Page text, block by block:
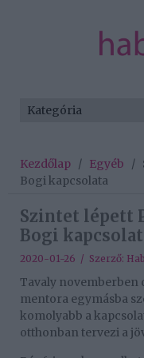
Kezdőlap / Egyéb /
Bogi kapcsolata
Szintet lépett
Bogi
2020-01-26 / Szerző:
Tavaly novemberben
mentora egymásba
komolyabb a
otthonban tervezi a